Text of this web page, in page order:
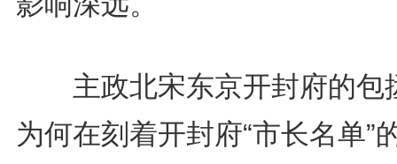
主政北宋东京开封府的包
为何在刻着开封府“市长名单”